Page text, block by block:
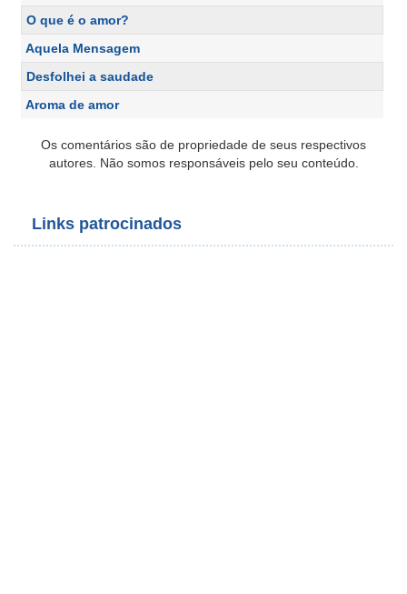
O que é o amor?
Aquela Mensagem
Desfolhei a saudade
Aroma de amor
Os comentários são de propriedade de seus respectivos
autores. Não somos responsáveis pelo seu conteúdo.
Links patrocinados